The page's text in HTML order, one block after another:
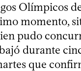
Olímpicos
momento,
pudo
durante
que